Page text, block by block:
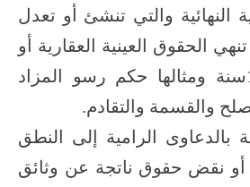
النهائية والتي تنشئ أو تعدل
الحقوق العينية العقارية أو
حق إيجار مدة 12سنة ومثالها حكم رسو المزاد
والقسمة والتقادم.
بالدعاوى الرامية إلى النطق
أو نقض حقوق ناتجة عن وثائق